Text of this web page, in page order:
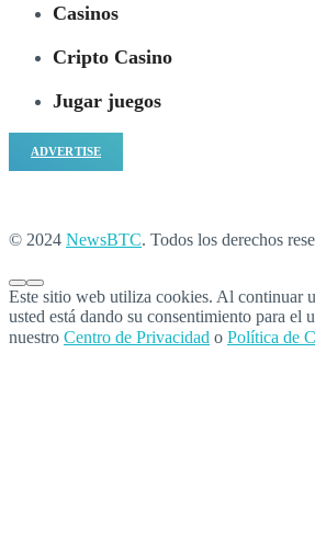
Casinos
Cripto Casino
Jugar juegos
ADVERTISE
© 2024 NewsBTC. Todos los derechos
Este sitio web utiliza cookies. Al continuar
usted está dando su consentimiento para el
nuestro Centro de Privacidad o Política de